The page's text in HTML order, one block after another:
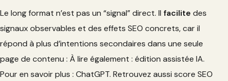
Le long format n’est pas un “signal” direct. Il facilite des
signaux observables et des effets SEO concrets, car il
répond à plus d’intentions secondaires dans une seule
page de contenu : À lire également : édition assistée IA.
Pour en savoir plus : ChatGPT. Retrouvez aussi score SEO